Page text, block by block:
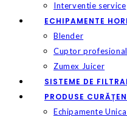
Interventie service
ECHIPAMENTE
Blender
Cuptor profesional
Zumex Juicer
SISTEME DE
PRODUSE
Echipamente